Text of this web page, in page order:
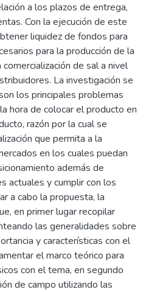
a los plazos de entrega,
Con la ejecución de este
liquidez de fondos para
para la producción de la
de sal a nivel
La investigación se
los principales problemas
hora de colocar el producto en
razón por la cual se
que permita a la
en los cuales puedan
además de
actuales y cumplir con los
a cabo la propuesta, la
en primer lugar recopilar
las generalidades sobre
y características con el
el marco teórico para
con el tema, en segundo
de campo utilizando las